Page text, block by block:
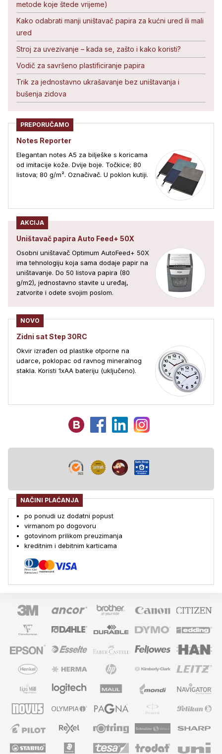
metode koje štede vrijeme)
Kako odabrati manji uništavač papira za kućni ured ili mali
ured
Stroj za uvezivanje – kada se, zašto i kako koristi?
Vodič za savršeno plastificiranje papira
Trik za jednostavno ukrašavanje bez uništavanja i
bušenja zidova
PREPORUČAMO
Notes Reporter
Elegantan notes A5 za bilješke s koricama
od imitacije kože. Dvije boje. Točkice; 80
listova; 80 g/m². Označivač. U poklon kutiji.
AKCIJA
Uništavač papira Auto Feed+ 50X
Osobni uništavač Optimum AutoFeed+ 50X
ima tehnologiju koja sama dodaje papir na
uništavanje. Do 50 listova papira (80
g/m2), jednostavno stavite u uređaj,
zatvorite i odete svojim poslom.
NOVO
Zidni sat Step 30RC
Okvir izrađen od plastike otporne na
udarce, poklopac od ravnog mineralnog
stakla. Koristi 1xAA bateriju (uključeno).
NAČINI PLAĆANJA
po ponudi uz dodatni popust
virmanom po dogovoru
gotovinom prilikom preuzimanja
kreditnim i debitnim karticama